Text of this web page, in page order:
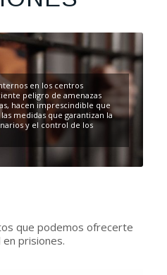
en los centros
peligro de amenazas
hacen imprescindible que
medidas que garantizan la
y el control de los
que podemos ofrecerte
prisiones.